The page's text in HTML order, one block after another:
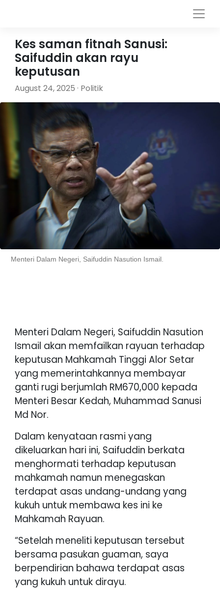
Kes saman fitnah Sanusi:
Saifuddin akan rayu
keputusan
August 24, 2025 · Politik
Menteri Dalam Negeri, Saifuddin Nasution Ismail.
Menteri Dalam Negeri, Saifuddin Nasution
Ismail akan memfailkan rayuan terhadap
keputusan Mahkamah Tinggi Alor Setar
yang memerintahkannya membayar
ganti rugi berjumlah RM670,000 kepada
Menteri Besar Kedah, Muhammad Sanusi
Md Nor.
Dalam kenyataan rasmi yang
dikeluarkan hari ini, Saifuddin berkata
menghormati terhadap keputusan
mahkamah namun menegaskan
terdapat asas undang-undang yang
kukuh untuk membawa kes ini ke
Mahkamah Rayuan.
“Setelah meneliti keputusan tersebut
bersama pasukan guaman, saya
berpendirian bahawa terdapat asas
yang kukuh untuk dirayu.